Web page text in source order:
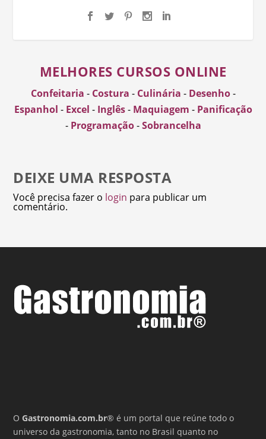
MELHORES CURSOS ONLINE
Confeitaria - Costura - Culinária - Desenho-
Espanhol - Excel - Inglês- Maquiagem - Panificação
- Programação-Sobrancelha
DEIXE UMA RESPOSTA
Você precisa fazer o login para publicar um
comentário.
OGastronomia.com.br® é um portal que reúne todo o
universo da gastronomia, tanto no Brasil quanto no